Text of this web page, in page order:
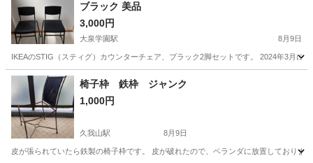
ブラック 美品
3,000円
大泉学園駅 8月9日
IKEAのSTIG（スティグ）カウンターチェア、ブラック2脚セットです。 2024年3月
東京 練馬区 大泉学園駅 椅子
椅子枠 鉄枠 ジャンク
1,000円
久我山駅 8月9日
皮が張られていたら鉄製の椅子枠です。 皮が破れたので、ベランダに放置しており